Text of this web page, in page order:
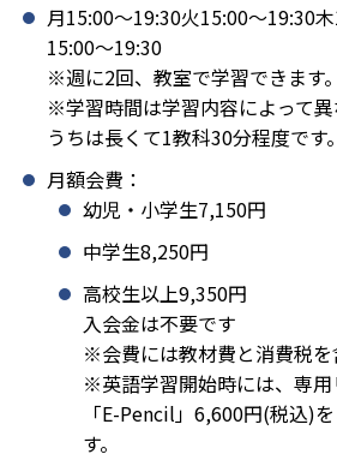
月15:00〜19:30火15:00〜19:30
15:00〜19:30
※週に2回、教室で学習できます。
※学習時間は学習内容によって
うちは長くて1教科30分程度です。
月額会費：
幼児・小学生7,150円
中学生8,250円
高校生以上9,350円
入会金は不要です
※会費には教材費と消費税を
※英語学習開始時には、専
「E-Pencil」6,600円(税込)
す。